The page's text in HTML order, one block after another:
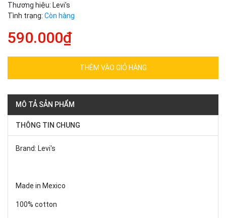
Thương hiệu: Levi's
Tình trạng: Còn hàng
590.000₫
THÊM VÀO GIỎ HÀNG
MÔ TẢ SẢN PHẨM
THÔNG TIN CHUNG
Brand: Levi's
Made in Mexico
100% cotton